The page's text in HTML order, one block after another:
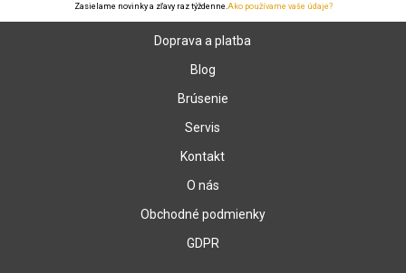
Zasielame novinky a zľavy raz týždenne.Ako používame vaše údaje?
Doprava a platba
Blog
Brúsenie
Servis
Kontakt
O nás
Obchodné podmienky
GDPR